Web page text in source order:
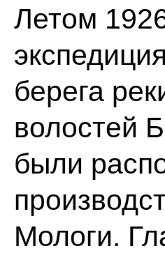
Летом
берега
волостей
были
Мологи.